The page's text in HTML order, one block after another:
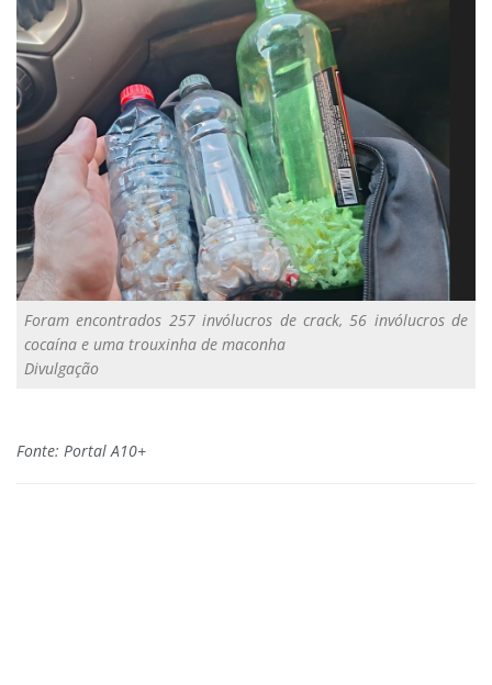
Foram encontrados 257 invólucros de crack, 56 invólucros de
cocaína e uma trouxinha de maconha
Divulgação
Fonte: Portal A10+